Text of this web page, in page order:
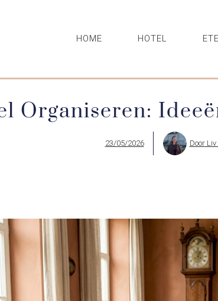
HOME HOTEL
Organiseren:
23/05/2026 DoorLiv